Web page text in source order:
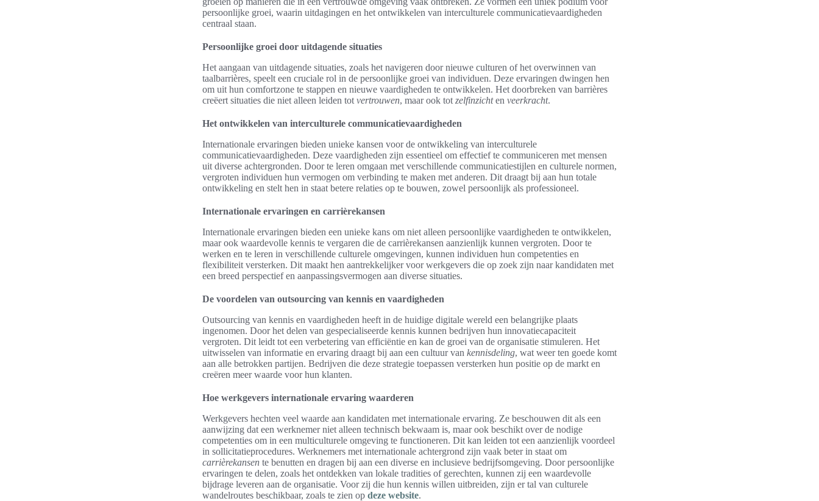
persoonlijke groei, waarin uitdagingen en het ontwikkelen van interculturele communicatievaardigheden
centraal staan.
Persoonlijke groei door uitdagende situaties
Het aangaan van uitdagende situaties, zoals het navigeren door nieuwe culturen of het overwinnen van
taalbarrières, speelt een cruciale rol in de persoonlijke groei van individuen. Deze ervaringen dwingen hen
om uit hun comfortzone te stappen en nieuwe vaardigheden te ontwikkelen. Het doorbreken van barrières
creëert situaties die niet alleen leiden tot vertrouwen, maar ook tot zelfinzichten veerkracht.
Het ontwikkelen van interculturele communicatievaardigheden
Internationale ervaringen bieden unieke kansen voor de ontwikkeling van interculturele
communicatievaardigheden. Deze vaardigheden zijn essentieel om effectief te communiceren met mensen
uit diverse achtergronden. Door te leren omgaan met verschillende communicatiestijlen en culturele normen,
vergroten individuen hun vermogen om verbinding te maken met anderen. Dit draagt bij aan hun totale
ontwikkeling en stelt hen in staat betere relaties op te bouwen, zowel persoonlijk als professioneel.
Internationale ervaringen en carrièrekansen
Internationale ervaringen bieden een unieke kans om niet alleen persoonlijke vaardigheden te ontwikkelen,
maar ook waardevolle kennis te vergaren die de carrièrekansen aanzienlijk kunnen vergroten. Door te
werken en te leren in verschillende culturele omgevingen, kunnen individuen hun competenties en
flexibiliteit versterken. Dit maakt hen aantrekkelijker voor werkgevers die op zoek zijn naar kandidaten met
een breed perspectief en aanpassingsvermogen aan diverse situaties.
De voordelen van outsourcing van kennis en vaardigheden
Outsourcing van kennis en vaardigheden heeft in de huidige digitale wereld een belangrijke plaats
ingenomen. Door het delen van gespecialiseerde kennis kunnen bedrijven hun innovatiecapaciteit
vergroten. Dit leidt tot een verbetering van efficiëntie en kan de groei van de organisatie stimuleren. Het
uitwisselen van informatie en ervaring draagt bij aan een cultuur van kennisdeling, wat weer ten goede komt
aan alle betrokken partijen. Bedrijven die deze strategie toepassen versterken hun positie op de markt en
creëren meer waarde voor hun klanten.
Hoe werkgevers internationale ervaring waarderen
Werkgevers hechten veel waarde aan kandidaten met internationale ervaring. Ze beschouwen dit als een
aanwijzing dat een werknemer niet alleen technisch bekwaam is, maar ook beschikt over de nodige
competenties om in een multiculturele omgeving te functioneren. Dit kan leiden tot een aanzienlijk voordeel
in sollicitatieprocedures. Werknemers met internationale achtergrond zijn vaak beter in staat om
carrièrekansen te benutten en dragen bij aan een diverse en inclusieve bedrijfsomgeving. Door persoonlijke
ervaringen te delen, zoals het ontdekken van lokale tradities of gerechten, kunnen zij een waardevolle
bijdrage leveren aan de organisatie. Voor zij die hun kennis willen uitbreiden, zijn er tal van culturele
wandelroutes beschikbaar, zoals te zien op deze website.